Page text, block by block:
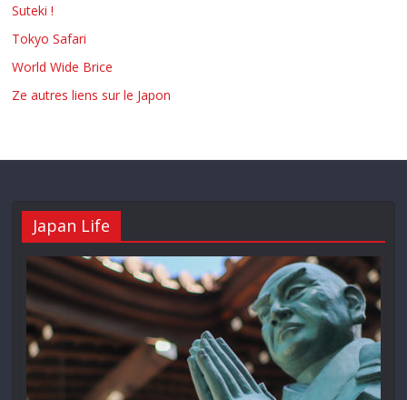
Suteki !
Tokyo Safari
World Wide Brice
Ze autres liens sur le Japon
Japan Life